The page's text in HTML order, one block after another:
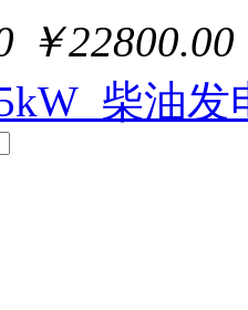
￥22800.00
柴油发